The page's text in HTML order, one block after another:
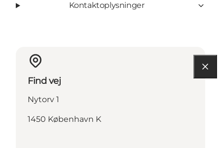
Kontaktoplysninger
Find vej
Nytorv 1
1450 København K